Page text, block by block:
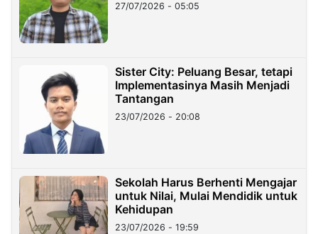
27/07/2026 - 05:05
Sister City: Peluang Besar, tetapi
Implementasinya Masih Menjadi
Tantangan
23/07/2026 - 20:08
Sekolah Harus Berhenti Mengajar
untuk Nilai, Mulai Mendidik untuk
Kehidupan
23/07/2026 - 19:59